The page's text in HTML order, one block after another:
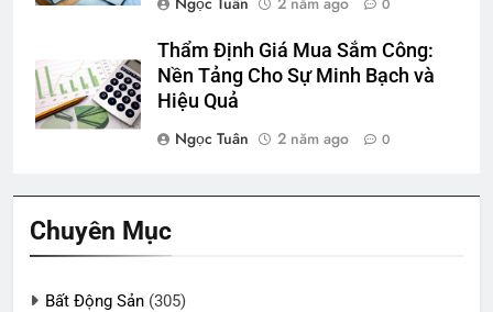
0
Thẩm Định Giá Mua Sắm Công:
Nền Tảng Cho Sự Minh Bạch và
Hiệu Quả
Ngọc Tuân
2 năm ago 0
Chuyên Mục
Bất Động Sản (305)